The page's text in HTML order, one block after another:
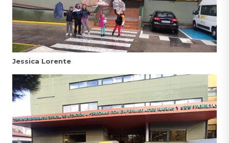
Jessica Lorente